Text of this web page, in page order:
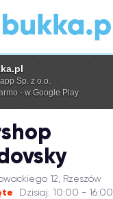
12, Rzeszów
Dzisiaj: 10:00 - 16:00
Sp. z o.o.
- w Google Play